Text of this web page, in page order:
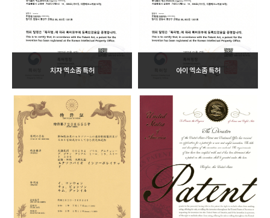
치자 엑소좀 특허 아이 엑소좀 특허